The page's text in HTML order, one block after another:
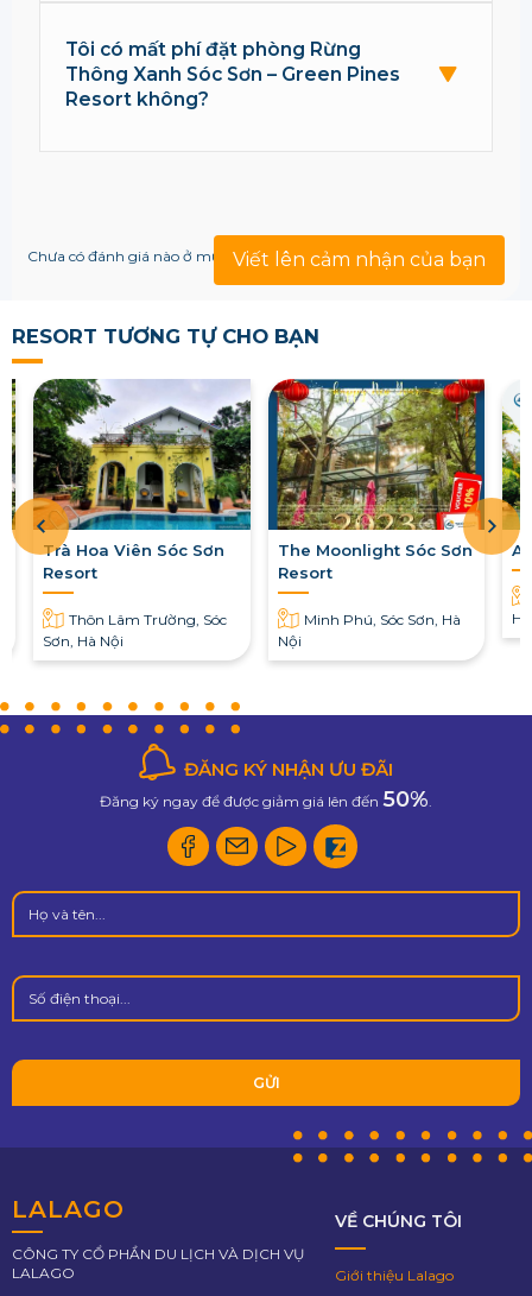
Tôi có mất phí đặt phòng Rừng
Thông Xanh Sóc Sơn – Green Pines
Resort không?
Viết lên cảm nhận của bạn
Chưa có đánh giá nào ở mục này!
RESORT TƯƠNG TỰ CHO BẠN
Trà Hoa Viên Sóc Sơn
Resort
Thôn Lâm Trường, Sóc
Sơn, Hà Nội
The Moonlight Sóc Sơn
Resort
Minh Phú, Sóc Sơn, Hà
Nội
ĐĂNG KÝ NHẬN ƯU ĐÃI
Đăng ký ngay để được giảm giá lên đến 50%.
LALAGO
CÔNG TY CỔ PHẦN DU LỊCH VÀ DỊCH VỤ
LALAGO
VỀ CHÚNG TÔI
Giới thiệu Lalago